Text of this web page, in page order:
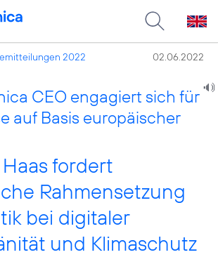
2022 02.06.2022
CEO engagiert sich für
auf Basis europäischer
fordert
Rahmensetzung
bei digitaler
und Klimaschutz